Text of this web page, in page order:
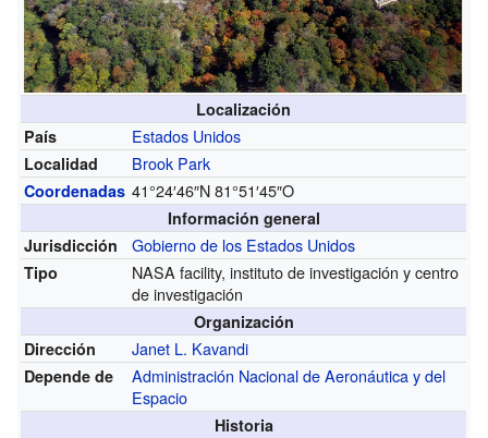
Localización
País
Estados Unidos
Localidad Brook Park
Coordenadas 41°24′46″N81°51′45″O
Información general
Jurisdicción
Gobierno de los Estados Unidos
Tipo
NASA facility, instituto de investigación y centro
de investigación
Organización
Dirección
Janet L. Kavandi
Depende de
Administración Nacional de Aeronáutica y del
Espacio
Historia